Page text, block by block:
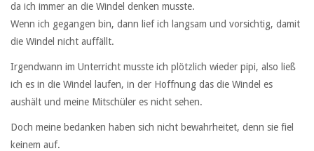
da ich immer an die Windel denken musste.
Wenn ich gegangen bin, dann lief ich langsam und vorsichtig, damit
die Windel nicht auffällt.
Irgendwann im Unterricht musste ich plötzlich wieder pipi, also ließ
ich es in die Windel laufen, in der Hoffnung das die Windel es
aushält und meine Mitschüler es nicht sehen.
Doch meine bedanken haben sich nicht bewahrheitet, denn sie fiel
keinem auf.